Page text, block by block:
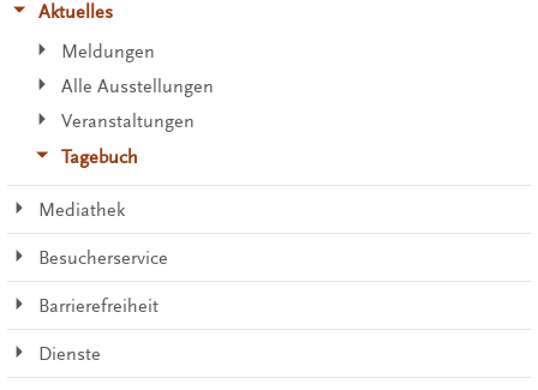
Aktuelles
Meldungen
Alle Ausstellungen
Veranstaltungen
Tagebuch
Mediathek
Besucherservice
Barrierefreiheit
Dienste